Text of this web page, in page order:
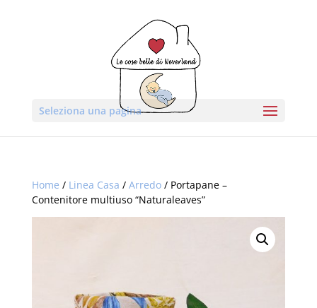
Seleziona una pagina
Home / Linea Casa / Arredo/ Portapane –
Contenitore multiuso “Naturaleaves”